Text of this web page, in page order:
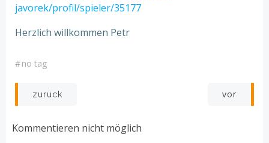
javorek/profil/spieler/35177
Herzlich willkommen Petr
#no tag
Post
navigation
zurück
navigation
vor
Kommentieren nicht möglich